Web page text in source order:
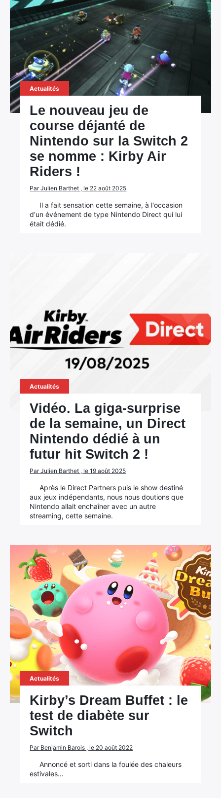
Actualités
Le nouveau jeu de
course déjanté de
Nintendo sur la Switch 2
se nomme : Kirby Air
Riders !
Par Julien Barthet , le 22 août 2025
Il a fait sensation cette semaine, à l'occasion
d'un événement de type Nintendo Direct qui lui
était dédié.
Actualités
Vidéo. La giga-surprise
de la semaine, un Direct
Nintendo dédié à un
futur hit Switch 2 !
Par Julien Barthet , le 19 août 2025
Après le Direct Partners puis le show destiné
aux jeux indépendants, nous nous doutions que
Nintendo allait enchaîner avec un autre
streaming, cette semaine.
Actualités
Kirby’s Dream Buffet : le
test de diabète sur
Switch
Par Benjamin Barois , le 20 août 2022
Annoncé et sorti dans la foulée des chaleurs
estivales…